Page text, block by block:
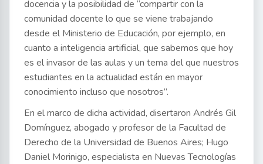
docencia y la posibilidad de “compartir con la
comunidad docente lo que se viene trabajando
desde el Ministerio de Educación, por ejemplo, en
cuanto a inteligencia artificial, que sabemos que hoy
es el invasor de las aulas y un tema del que nuestros
estudiantes en la actualidad están en mayor
conocimiento incluso que nosotros”.
En el marco de dicha actividad, disertaron Andrés Gil
Domínguez, abogado y profesor de la Facultad de
Derecho de la Universidad de Buenos Aires; Hugo
Daniel Morinigo, especialista en Nuevas Tecnologías